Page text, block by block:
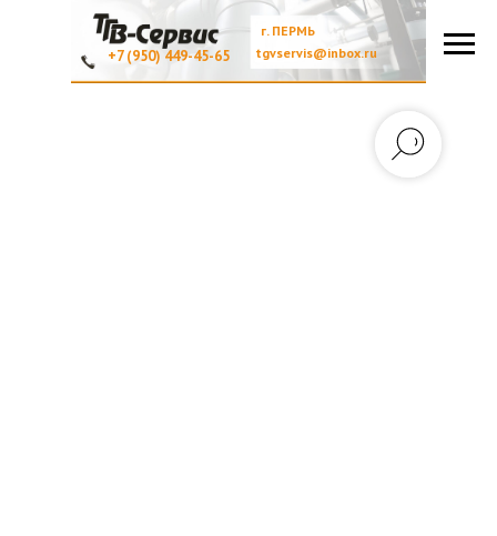
г. ПЕРМЬ
+7 (950) 449-45-65 tgvservis@inbox.ru